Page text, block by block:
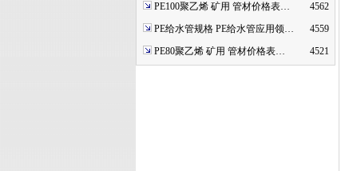
PE100聚乙烯 矿用 管材价格表…
4562
PE给水管规格 PE给水管应用领…
4559
PE80聚乙烯 矿用 管材价格表…
4521